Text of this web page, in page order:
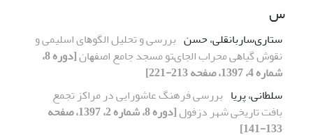
س
ستاری‌ساربانقلی، حسن ﺑﺮرﺳﯽ و ﺗﺤﻠﯿﻞ اﻟﮕﻮﻫﺎی اﺳﻠﯿﻤﯽ و
ﻧﻘﻮش ﮔﯿﺎﻫﯽ ﻣﺤﺮاب اﻟﺠﺎیﺘﻮ ﻣﺴﺠﺪ ﺟﺎﻣﻊ اﺻﻔﻬﺎن
[دوره 8،
شماره 4، 1397، صفحه 213-221]
سلطانی، پریا بررسی فرهنگ عاشورایی در مراکز تجمع
بافت تاریخی شهر دزفول
[دوره 8، شماره 2، 1397، صفحه
133-141]